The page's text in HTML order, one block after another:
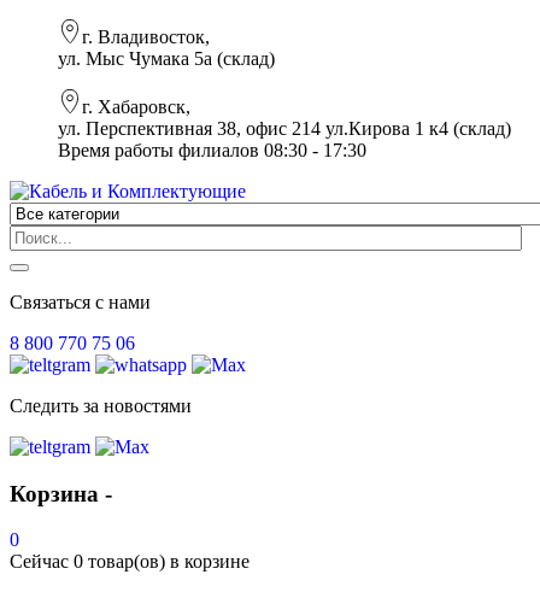
г. Владивосток,
ул. Мыс Чумака 5а (склад)
г. Хабаровск,
ул. Перспективная 38, офис 214 ул.Кирова 1 к4 (склад)
Время работы филиалов 08:30 - 17:30
Связаться с нами
8 800 770 75 06
Следить за новостями
Корзина -
0
Сейчас 0 товар(ов) в корзине